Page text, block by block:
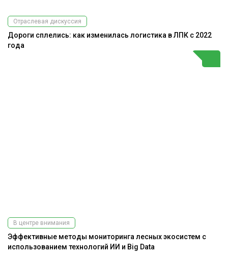
Отраслевая дискуссия
Дороги сплелись: как изменилась логистика в ЛПК с 2022
года
В центре внимания
Эффективные методы мониторинга лесных экосистем с
использованием технологий ИИ и Big Data